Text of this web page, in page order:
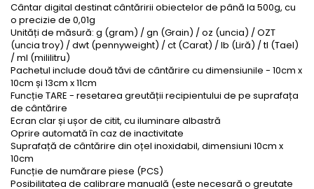
Cântar digital destinat cântăririi obiectelor de până la 500g, cu
o precizie de 0,01g
Unități de măsură: g (gram) / gn (Grain) / oz (uncia) / OZT
(uncia troy) / dwt (pennyweight) / ct (Carat) / lb (Liră) / tl (Tael)
/ ml (mililitru)
Pachetul include două tăvi de cântărire cu dimensiunile - 10cm x
10cm și 13cm x 11cm
Funcție TARE - resetarea greutății recipientului de pe suprafața
de cântărire
Ecran clar și ușor de citit, cu iluminare albastră
Oprire automată în caz de inactivitate
Suprafață de cântărire din oțel inoxidabil, dimensiuni 10cm x
10cm
Funcție de numărare piese (PCS)
Posibilitatea de calibrare manuală (este necesară o greutate